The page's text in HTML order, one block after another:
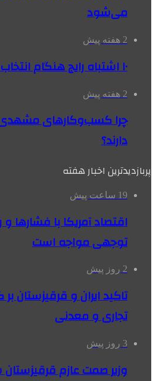
می‌شود
2 هفته پیش
۱۰ اشتباه رایج هنگام انتخاب تاورکرین برای پروژه
2 هفته پیش
چرا کسب‌وکارهای مشهدی
دارند؟
پربازدیدترین اخبار هفته
19 ساعت پیش
اقتصاد آمریکا با فشارها
توجهی مواجه است
2 روز پیش
تاکید ایران و
تجاری و معدنی
3 روز پیش
وزیر صمت عازم